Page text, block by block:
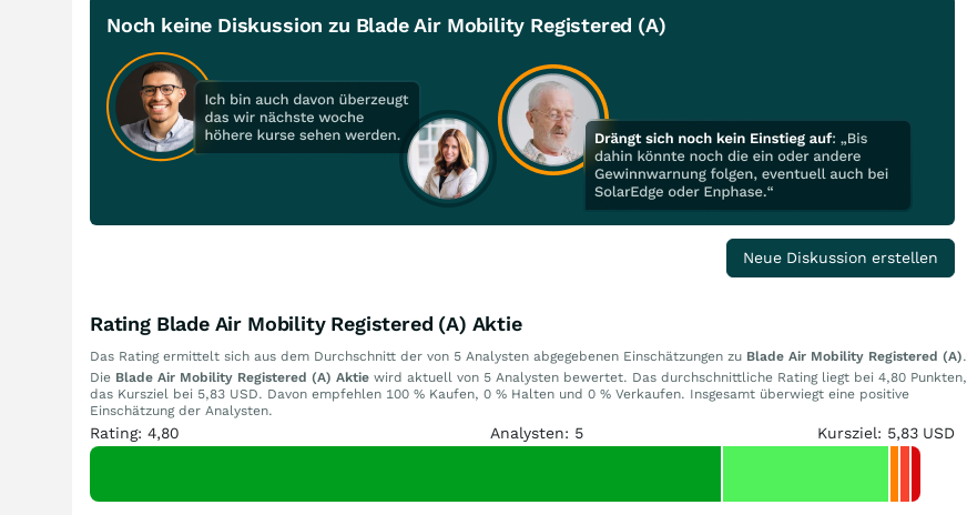
Noch keine Diskussion zu Blade Air Mobility Registered (A)
Neue Diskussion erstellen
Rating Blade Air Mobility Registered (A) Aktie
Das Rating ermittelt sich aus dem Durchschnitt der von 5 Analysten abgegebenen Einschätzungen zu Blade Air Mobility Registered (A).
Die Blade Air Mobility Registered (A) Aktie wird aktuell von 5 Analysten bewertet. Das durchschnittliche Rating liegt bei 4,80 Punkten,
das Kursziel bei 5,83 USD. Davon empfehlen 100 % Kaufen, 0 % Halten und 0 % Verkaufen. Insgesamt überwiegt eine positive
Einschätzung der Analysten.
Rating: 4,80 Analysten: 5 Kursziel: 5,83 USD